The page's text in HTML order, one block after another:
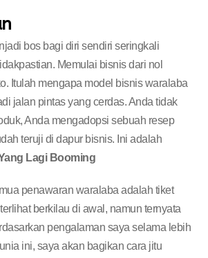
bos bagi diri sendiri seringkali
Memulai bisnis dari nol
Itulah mengapa model bisnis waralaba
jalan pintas yang cerdas. Anda tidak
Anda mengadopsi sebuah resep
teruji di dapur bisnis. Ini adalah
Lagi Booming
penawaran waralaba adalah tiket
berkilau di awal, namun ternyata
pengalaman saya selama lebih
ini, saya akan bagikan cara jitu